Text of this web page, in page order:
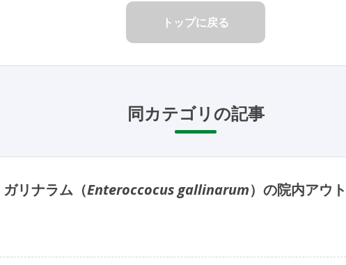
トップに戻る
同カテゴリの記事
リナラム（Enteroccocus gallinarum）の院内アウ